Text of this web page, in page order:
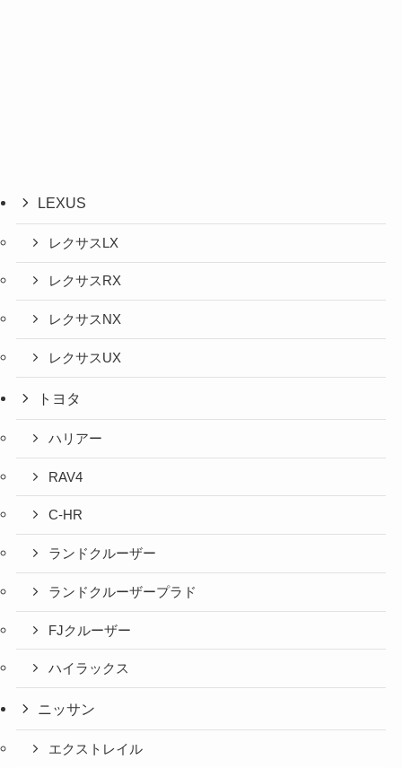
LEXUS
レクサスLX
レクサスRX
レクサスNX
レクサスUX
トヨタ
ハリアー
RAV4
C-HR
ランドクルーザー
ランドクルーザープラド
FJクルーザー
ハイラックス
ニッサン
エクストレイル